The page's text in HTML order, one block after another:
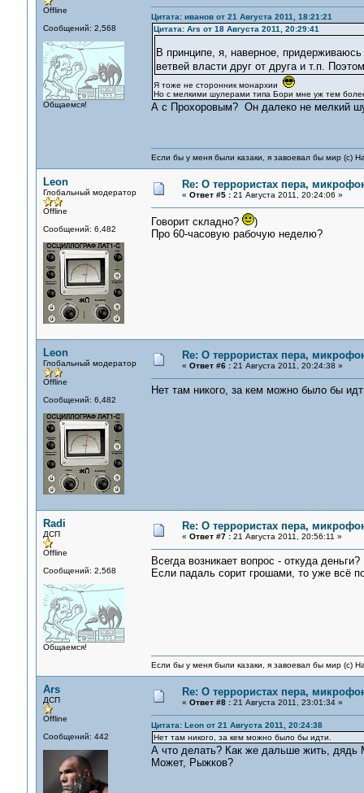
Offline
Сообщений: 2,568
Общаемся!
Цитата: иванов от 21 Августа 2011, 18:21:21
Цитата: Ars от 18 Августа 2011, 20:29:41
В принципе, я, наверное,
ветвей власти друг от друга и т.п.
Я тоже не сторонник монархии
Но с мелкими шулерами типа Бори мне уж тем
А с Прохоровым? Он далеко не мелкий
Если бы у меня были казаки, я завоевал бы мир (с)
Leon
Глобальный модератор
Offline
Сообщений: 6,482
Re: О террористах пера,
« Ответ #5 :21 Августа 2011, 20:24:06 »
Говорит складно?
)
Про 60-часовую рабочую неделю?
Leon
Глобальный модератор
Offline
Сообщений: 6,482
Re: О террористах пера,
« Ответ #6 :21 Августа 2011, 20:24:38 »
Нет там никого, за кем можно было бы
Radi
ДСП
Offline
Сообщений: 2,568
Общаемся!
Re: О террористах пера,
« Ответ #7 :21 Августа 2011, 20:56:11 »
Всегда возникает вопрос - откуда деньги?
Если падаль сорит грошами, то уже всё
Если бы у меня были казаки, я завоевал бы мир (с)
Ars
ДСП
Offline
Сообщений: 442
Re: О террористах пера,
« Ответ #8 :21 Августа 2011, 23:01:34 »
Цитата: Leon от 21 Августа 2011, 20:24:38
Нет там никого, за кем можно было бы идти.
А что делать? Как же дальше жить, дядь
Может, Рыжков?